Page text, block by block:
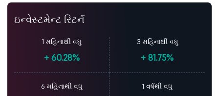
ઇન્વેસ્ટમેન્ટ રિટર્ન
1 મહિનાથી વધુ
+60.28%
3 મહિનાથી વધુ
+ 81.75%
6 મહિનાથી વધુ 1 વર્ષથી વધુ